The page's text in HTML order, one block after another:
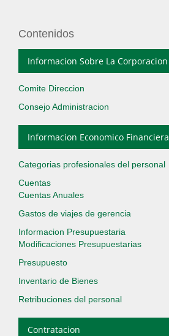
Contenidos
Informacion Sobre La Corporacion
Comite Direccion
Consejo Administracion
Informacion Economico Financiera
Categorias profesionales del personal
Cuentas
Cuentas Anuales
Gastos de viajes de gerencia
Informacion Presupuestaria
Modificaciones Presupuestarias
Presupuesto
Inventario de Bienes
Retribuciones del personal
Contratacion